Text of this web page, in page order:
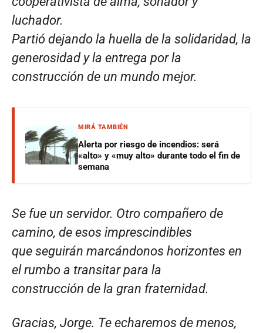
luchador.
Partió dejando la huella de la solidaridad, la
generosidad y la entrega por la
construcción de un mundo mejor.
MIRÁ TAMBIÉN
Alerta por riesgo de incendios: será
«alto» y «muy alto» durante todo el fin de
semana
Se fue un servidor. Otro compañero de
camino, de esos imprescindibles
que seguirán marcándonos horizontes en
el rumbo a transitar para la
construcción de la gran fraternidad.
Gracias, Jorge. Te echaremos de menos,